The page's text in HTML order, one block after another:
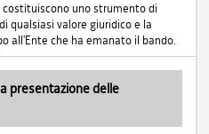
uno strumento di
qualsiasi valore giuridico e la
all'Ente che ha emanato il bando.
presentazione delle